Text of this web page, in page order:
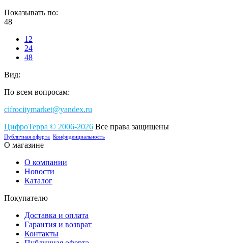
Показывать по:
48
12
24
48
Вид:
По всем вопросам:
cifrocitymarket@yandex.ru
ЦифроТерра © 2006-2026 Все права защищены
Публичная оферта Конфиденциальность
О магазине
О компании
Новости
Каталог
Покупателю
Доставка и оплата
Гарантия и возврат
Контакты